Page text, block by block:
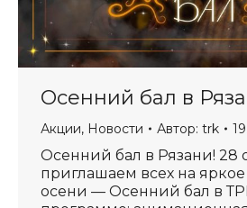
Осенний бал в
Акции, Новости Автор: trk
Осенний бал в Рязани! 28
приглашаем всех на
осени — Осенний бал в